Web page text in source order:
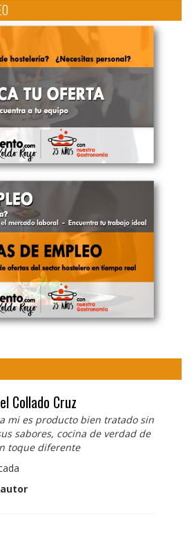
Collado Cruz
mi es producto bien tratado sin
sabores, cocina de verdad de
toque diferente